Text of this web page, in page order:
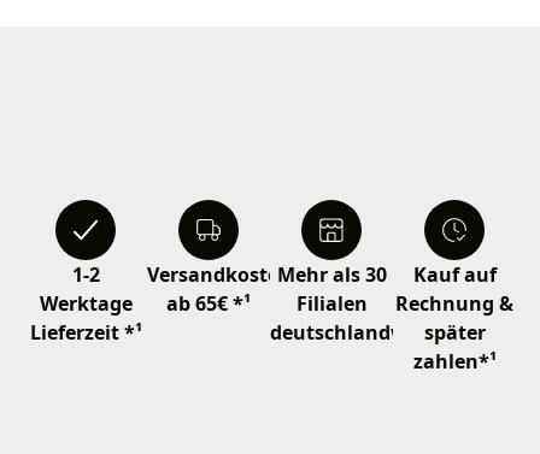
1-2
Werktage
Lieferzeit *¹
Versandkostenfrei
ab 65€ *¹
Mehr als 30
Filialen
deutschlandweit
Kauf auf
Rechnung &
später
zahlen*¹